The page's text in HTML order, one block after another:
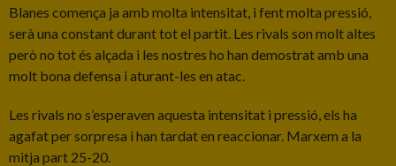
Blanes comença ja amb molta intensitat, i fent molta pressió,
serà una constant durant tot el partit. Les rivals son molt altes
però no tot és alçada i les nostres ho han demostrat amb una
molt bona defensa i aturant-les en atac.
Les rivals no s’esperaven aquesta intensitat i pressió, els ha
agafat per sorpresa i han tardat en reaccionar. Marxem a la
mitja part 25-20.